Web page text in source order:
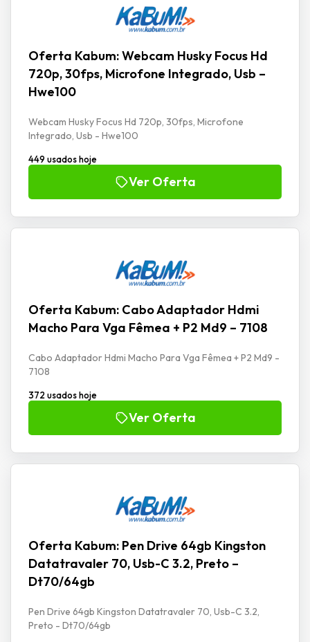
Oferta Kabum: Webcam Husky Focus Hd
720p, 30fps, Microfone Integrado, Usb –
Hwe100
Webcam Husky Focus Hd 720p, 30fps, Microfone
Integrado, Usb - Hwe100
449 usados hoje
Ver Oferta
Oferta Kabum: Cabo Adaptador Hdmi
Macho Para Vga Fêmea + P2 Md9 – 7108
Cabo Adaptador Hdmi Macho Para Vga Fêmea + P2 Md9 -
7108
372 usados hoje
Ver Oferta
Oferta Kabum: Pen Drive 64gb Kingston
Datatravaler 70, Usb-C 3.2, Preto –
Dt70/64gb
Pen Drive 64gb Kingston Datatravaler 70, Usb-C 3.2,
Preto - Dt70/64gb